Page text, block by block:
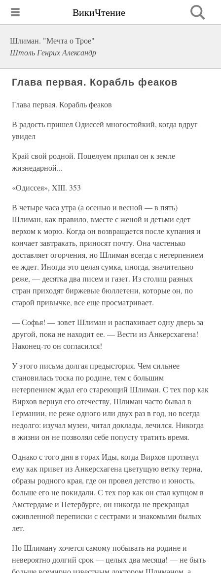
ВикиЧтение
Шлиман. "Мечта о Трое"
Штоль Генрих Александр
Глава первая. Корабль феаков
Глава первая. Корабль феаков
В радость пришел Одиссей многостойкий, когда вдруг
увидел
Край свой родной. Поцелуем припал он к земле
жизнедарной...
«Одиссея», XIII. 353
В четыре часа утра (а осенью и весной — в пять)
Шлиман, как правило, вместе с женой и детьми едет
верхом к морю. Когда он возвращается после купания и
кончает завтракать, приносят почту. Она частенько
доставляет огорчения, но Шлиман всегда с нетерпением
ее ждет. Иногда это целая сумка, иногда, значительно
реже, — десятка два писем и газет. Из столиц разных
стран приходят биржевые бюллетени, которые он, по
старой привычке, все еще просматривает.
— Софья! — зовет Шлиман и распахивает одну дверь за
другой, пока не находит ее. — Вести из Анкерсхагена!
Наконец-то он согласился!
У этого письма долгая предыстория. Чем сильнее
становилась тоска по родине, тем с большим
нетерпением ждал его стареющий Шлиман. С тех пор как
Вирхов вернул его отечеству, Шлиман часто бывал в
Германии, не реже одного или двух раз в год, но всегда
недолго: изучал музеи, читал доклады, лечился. Никогда
в жизни он не позволял себе попусту тратить время.
Однако с того дня в горах Иды, когда Вирхов протянул
ему как привет из Анкерсхагена цветущую ветку терна,
образы родного края, где он провел детство и юность,
больше его не покидали. С тех пор как он стал купцом в
Амстердаме и Петербурге, он никогда не прекращал
оживленной переписки с сестрами и знакомыми былых
лет.
Но Шлиману хочется самому побывать на родине и
невероятно долгий срок — целых два месяца! — не быть